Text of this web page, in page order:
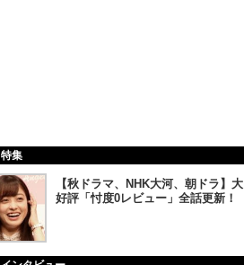
特集
【秋ドラマ、NHK大河、朝ドラ】大
好評「忖度0レビュー」全話更新！